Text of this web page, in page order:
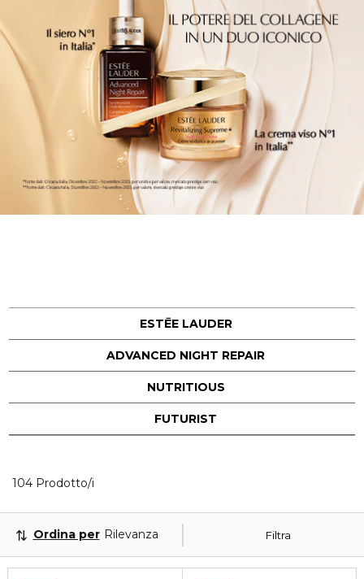
ESTĒE LAUDER
ADVANCED NIGHT REPAIR
NUTRITIOUS
FUTURIST
104 Prodotto/i
Filtra
Ordina per Rilevanza